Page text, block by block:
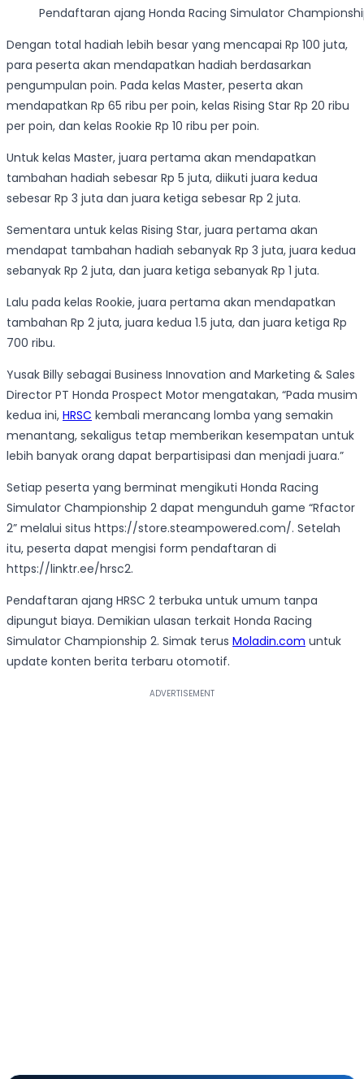
Pendaftaran ajang Honda Racing Simulator
Dengan total hadiah lebih besar yang mencapai Rp 100 juta,
para peserta akan mendapatkan hadiah berdasarkan
pengumpulan poin. Pada kelas Master, peserta akan
mendapatkan Rp 65 ribu per poin, kelas Rising Star Rp 20 ribu
per poin, dan kelas Rookie Rp 10 ribu per poin.
Untuk kelas Master, juara pertama akan mendapatkan
tambahan hadiah sebesar Rp 5 juta, diikuti juara kedua
sebesar Rp 3 juta dan juara ketiga sebesar Rp 2 juta.
Sementara untuk kelas Rising Star, juara pertama akan
mendapat tambahan hadiah sebanyak Rp 3 juta, juara kedua
sebanyak Rp 2 juta, dan juara ketiga sebanyak Rp 1 juta.
Lalu pada kelas Rookie, juara pertama akan mendapatkan
tambahan Rp 2 juta, juara kedua 1.5 juta, dan juara ketiga Rp
700 ribu.
Yusak Billy sebagai Business Innovation and Marketing & Sales
Director PT Honda Prospect Motor mengatakan, “Pada musim
kedua ini, HRSC kembali merancang lomba yang semakin
menantang, sekaligus tetap memberikan kesempatan untuk
lebih banyak orang dapat berpartisipasi dan menjadi juara.”
Setiap peserta yang berminat mengikuti Honda Racing
Simulator Championship 2 dapat mengunduh game “Rfactor
2” melalui situs https://store.steampowered.com/. Setelah
itu, peserta dapat mengisi form pendaftaran di
https://linktr.ee/hrsc2.
Pendaftaran ajang HRSC 2 terbuka untuk umum tanpa
dipungut biaya. Demikian ulasan terkait Honda Racing
Simulator Championship 2. Simak terus Moladin.com untuk
update konten berita terbaru otomotif.